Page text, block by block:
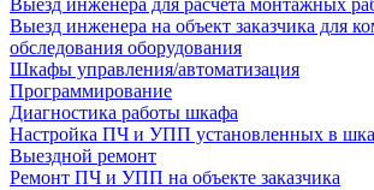
Выезд инженера для расчета монтажных
Выезд инженера на объект заказчика для
обследования оборудования
Шкафы управления/автоматизация
Программирование
Диагностика работы шкафа
Настройка ПЧ и УПП установленных в
Выездной ремонт
Ремонт ПЧ и УПП на объекте заказчика